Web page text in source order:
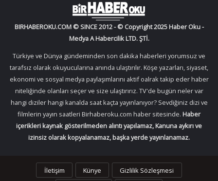
BIRHABEROKU.COM © SINCE 2012 - © Copyright 2025 Haber Oku -
Medya A Habercilik LTD. ŞTİ.
Türkiye ve Dünya gündeminden son dakika haberleri yorumsuz ve
tarafsız olarak okuyucularına anında ulaştırılır. Köşe yazarları, siyaset,
ekonomi ve sosyal medya paylaşımlarını aktif oalrak takip eder haber
niteliğinde olanları seçer ve size ulaştırırız. TV'de bugün neler var
hangi diziler hangi kanalda saat kaçta yayınlanıyor? Sevdiğiniz dizi ve
filmlerin yayın saatleri Birhaberoku.com haber sitesinde. Haber
içerikleri kaynak gösterilmeden alıntı yapılamaz, Kanuna aykırı ve
izinsiz olarak kopyalanamaz, başka yerde yayınlanamaz.
İletişim Künye Gizlilik Sözleşmesi